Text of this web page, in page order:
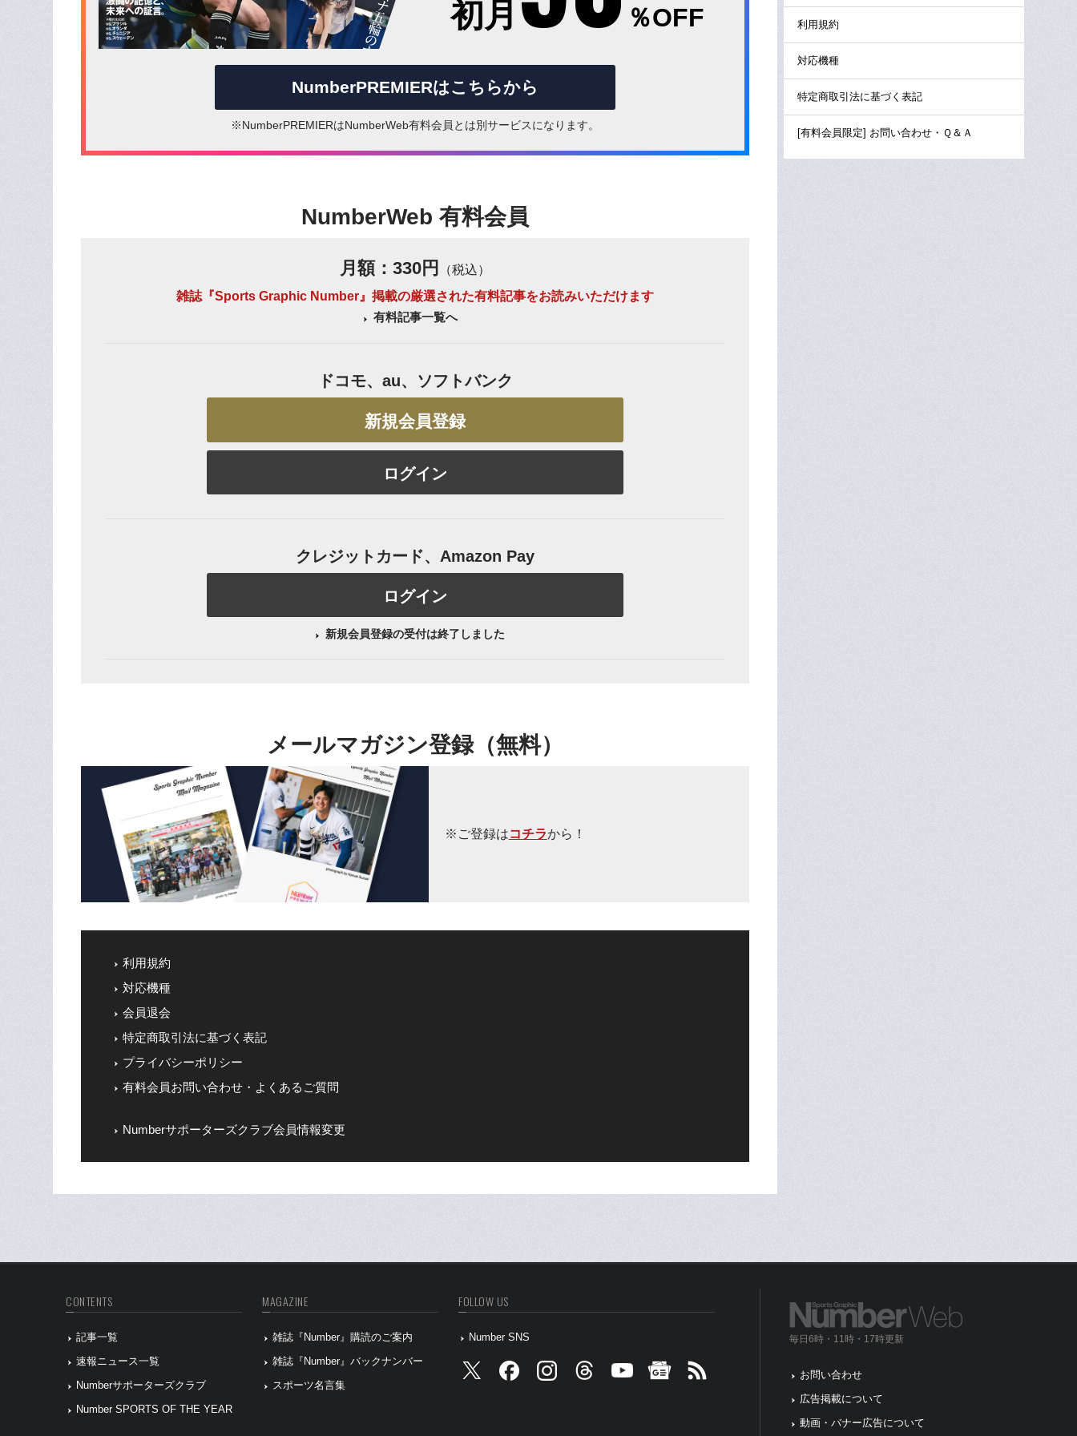
初月 ％OFF
NumberPREMIERはこちらから
※NumberPREMIERはNumberWeb有料会員とは別サービスになります。
NumberWeb 有料会員
月額：330円
（税込）
雑誌『Sports Graphic Number』掲載の厳選された有料記事をお読みいただけます
有料記事一覧へ
ドコモ、au、ソフトバンク
新規会員登録
ログイン
クレジットカード、Amazon Pay
ログイン
新規会員登録の受付は終了しました
メールマガジン登録（無料）
※ご登録はコチラから！
利用規約
対応機種
会員退会
特定商取引法に基づく表記
プライバシーポリシー
有料会員お問い合わせ・よくあるご質問
Numberサポーターズクラブ会員情報変更
利用規約
対応機種
特定商取引法に基づく表記
[有料会員限定] お問い合わせ・Ｑ＆Ａ
CONTENTS
記事一覧
速報ニュース一覧
Numberサポーターズクラブ
Number SPORTS OF THE YEAR
MAGAZINE
雑誌『Number』購読のご案内
雑誌『Number』バックナンバー
スポーツ名言集
FOLLOW US
Number SNS 毎日6時・11時・17時更新
お問い合わせ
広告掲載について
動画・バナー広告について